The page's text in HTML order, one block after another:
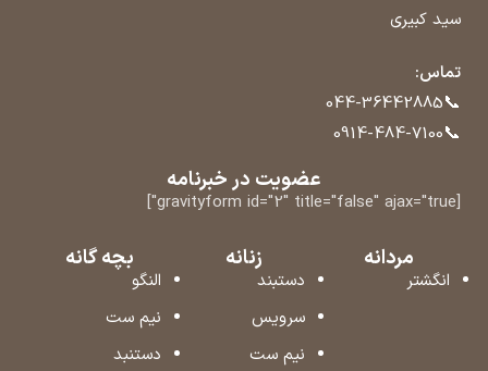
سید کبیری
تماس:
📞
044-36442885
📞
0914-484-7100
عضویت در خبرنامه
[gravityform id="2" title="false" ajax="true"]
مردانه
انگشتر
زنانه
دستبند
سرویس
نیم ست
بچه گانه
النگو
نیم ست
دستنبد